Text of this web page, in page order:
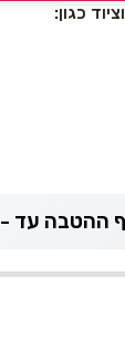
כגון:
עד - 06.09.2026